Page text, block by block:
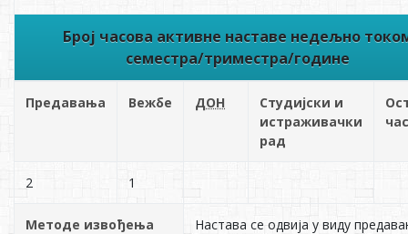
Број часова активне наставе недељно
семестра/триместра/године
Предавања Вежбе ДОН
Студијски и
истраживачки
рад
2 1
Методе извођења
Настава се одвија у виду